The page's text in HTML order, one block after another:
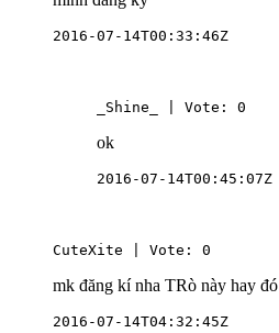
2016-07-14T00:33:46Z
_Shine_ | Vote: 0
ok
2016-07-14T00:45:07Z
CuteXite | Vote: 0
mk đăng kí nha TRò này hay đó
2016-07-14T04:32:45Z